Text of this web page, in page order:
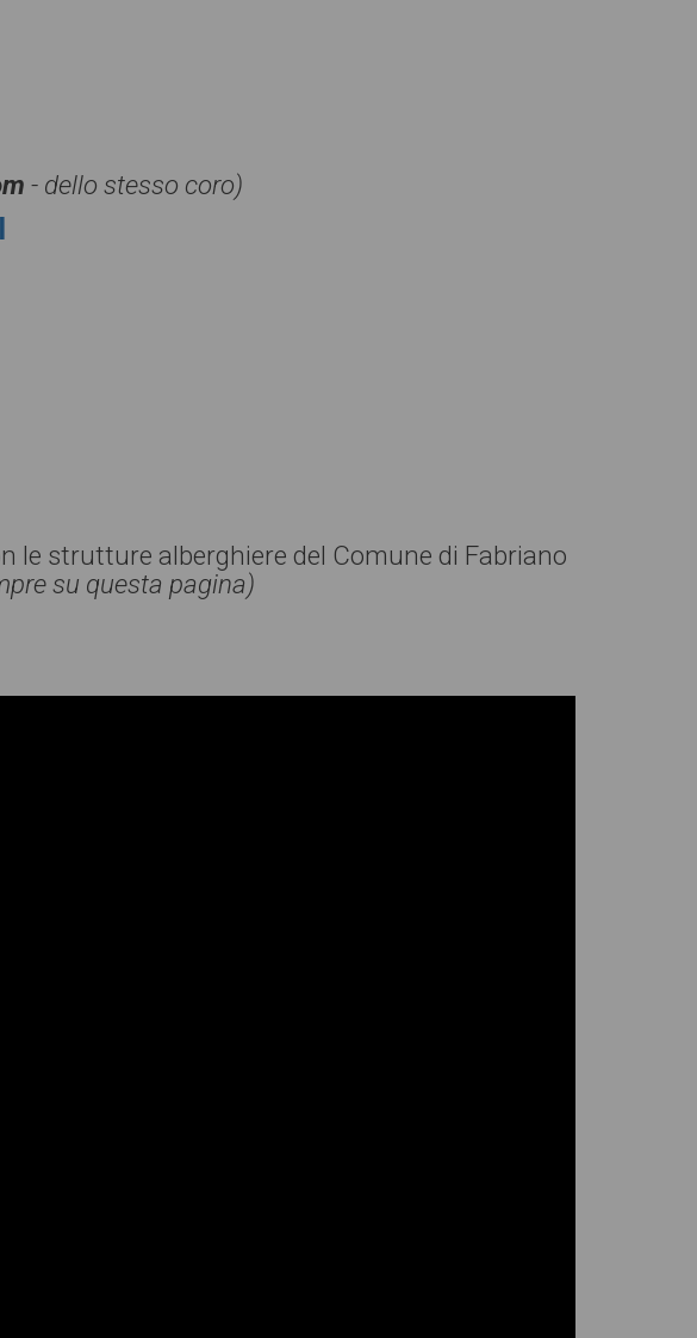
- dello stesso coro)
strutture alberghiere del Comune di Fabriano
su questa pagina)